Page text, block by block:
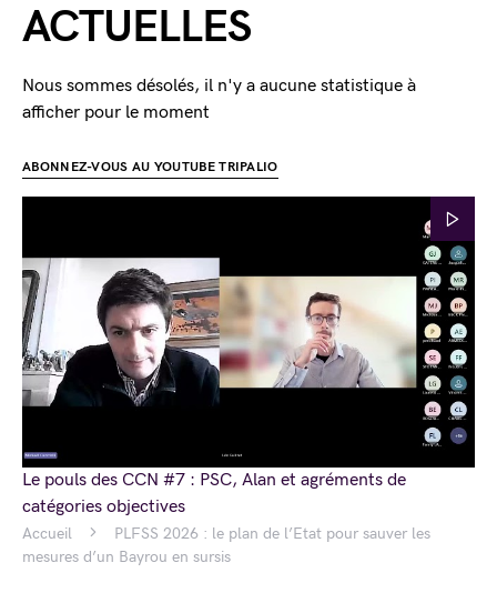
Accueil
PLFSS 2026 : le plan de l’Etat pour sauver les
mesures d’un Bayrou en sursis
ACTUELLES
Nous sommes désolés, il n'y a aucune statistique à
afficher pour le moment
ABONNEZ-VOUS AU YOUTUBE TRIPALIO
Le pouls des CCN #7 : PSC, Alan et agréments de
catégories objectives